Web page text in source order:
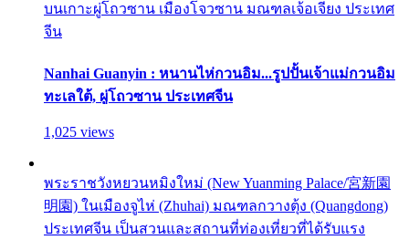
บนเกาะผู่โถวซาน เมืองโจวซาน มณฑลเจ้อเจียง ประเทศ
จีน
Nanhai Guanyin : หนานไห่กวนอิม...รูปปั้นเจ้าแม่กวนอิม
ทะเลใต้, ผู่โถวซาน ประเทศจีน
1,025 views
พระราชวังหยวนหมิงใหม่ (New Yuanming Palace/宮新園
明園) ในเมืองจูไห่ (Zhuhai) มณฑลกวางตุ้ง (Quangdong)
ประเทศจีน เป็นสวนและสถานที่ท่องเที่ยวที่ได้รับแรง